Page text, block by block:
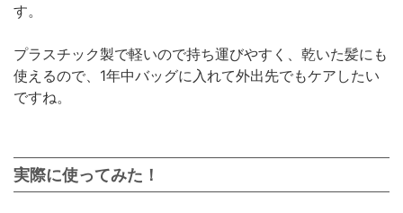
す。
プラスチック製で軽いので持ち運びやすく、乾いた髪にも
使えるので、1年中バッグに入れて外出先でもケアしたい
ですね。
実際に使ってみた！